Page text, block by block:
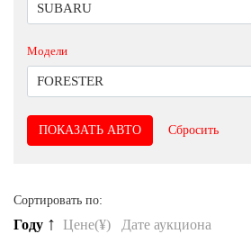
SUBARU
Модели
FORESTER
Сбросить
Сортировать по:
Году ↑ Цене(¥) Дате аукциона